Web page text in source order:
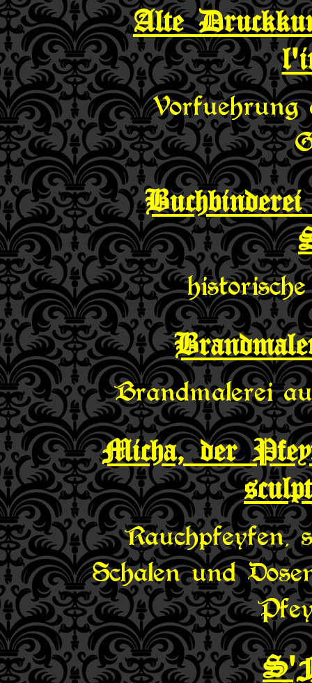
Alte
Vorfuehrung
Brandmalerei
Micha, der
Rauchpfeyfen,
Schalen und